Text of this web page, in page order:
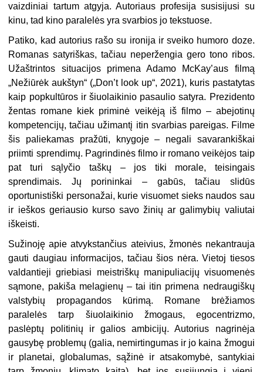
vaizdiniai tartum atgyja. Autoriaus profesija susisijusi su
kinu, tad kino paralelės yra svarbios jo tekstuose.
Patiko, kad autorius rašo su ironija ir sveiko humoro doze.
Romanas satyriškas, tačiau neperžengia gero tono ribos.
Užaštrintos situacijos primena Adamo McKay’aus filmą
„Nežiūrėk aukštyn“ („Don’t look up“, 2021), kuris pastatytas
kaip popkultūros ir šiuolaikinio pasaulio satyra. Prezidento
žentas romane kiek priminė veikėją iš filmo – abejotinų
kompetencijų, tačiau užimantį itin svarbias pareigas. Filme
šis paliekamas pražūti, knygoje – negali savarankiškai
priimti sprendimų. Pagrindinės filmo ir romano veikėjos taip
pat turi sąlyčio taškų – jos tiki morale, teisingais
sprendimais. Jų porininkai – gabūs, tačiau slidūs
oportunistiški personažai, kurie visuomet sieks naudos sau
ir ieškos geriausio kurso savo žinių ar galimybių valiutai
iškeisti.
Sužinoję apie atvykstančius ateivius, žmonės nekantrauja
gauti daugiau informacijos, tačiau šios nėra. Vietoj tiesos
valdantieji griebiasi meistriškų manipuliacijų visuomenės
sąmone, pakiša melagienų – tai itin primena nedraugiškų
valstybių propagandos kūrimą. Romane brėžiamos
paralelės tarp šiuolaikinio žmogaus, egocentrizmo,
paslėptų politinių ir galios ambicijų. Autorius nagrinėja
gausybę problemų (galia, nemirtingumas ir jo kaina žmogui
ir planetai, globalumas, sąžinė ir atsakomybė, santykiai